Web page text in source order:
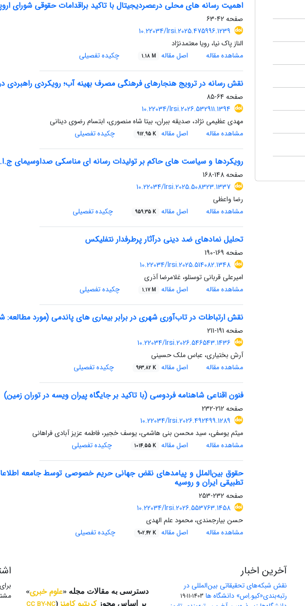
اهمیت رسانه های محلی درعصردیجیتال با تاکید براقدامات حقوقی شورای
صفحه42-63
10.22034/lrsi.2025.475996.1239
الناز پاک نیا، رویا معتمدنژاد
مشاهده مقاله
اصل مقاله 1.18 M چکیده تفصیلی
نقش رسانه در ترویج هنجارهای فرهنگی مصرف بهینه آب؛ رویکردی راهبردی
صفحه 64-85
10.22034/lrsi.2026.532911.1394
مهدی عظیمی نژاد، صدیقه ببران، بیتا شاه منصوری، ابتسام رضوی دینانی
مشاهده مقاله
اصل مقاله 912.95 K چکیده تفصیلی
رویکردها و سیاست های حاکم بر تولیدات رسانه ای مناسکی صداوسیمای
صفحه148-168
10.22034/lrsi.2025.508323.1337
رضا واعظی
مشاهده مقاله
اصل مقاله 959.35 K چکیده تفصیلی
تحلیل نمادهای ضد دینی درآثار پرطرفدار نتفلیکس
صفحه 169-190
10.22034/lrsi.2025.514082.1348
امیرعلی قربانی توسنلو، غلامرضا آذری
مشاهده مقاله
اصل مقاله 1.17 M چکیده تفصیلی
نقش ارتباطات در تاب‌آوری شهری در برابر بیماری های پاندمی (مورد مطالعه:
صفحه 191-211
10.22034/lrsi.2026.546543.1436
آرش بختیاری، عباس ملک حسینی
مشاهده مقاله
اصل مقاله 963.82 K چکیده تفصیلی
فنون اقناعی شاهنامه فردوسی (با تاکید بر جایگاه پیران ویسه در توران زمین)
صفحه212-232
10.22034/lrsi.2026.492499.1289
میثم یوسفی، سید محسن بنی هاشمی، یوسف خجیر، فاطمه عزیز آبادی فراهانی
مشاهده مقاله
اصل مقاله 1014.55 K چکیده تفصیلی
حقوق بین‌الملل و پیامدهای نقض جهانی حریم خصوصی توسط جامعه
تطبیقی ایران و روسیه
صفحه232-253
10.22034/lrsi.2026.553763.1458
حسن بیارجمندی، محمود علم الهدی
مشاهده مقاله
اصل مقاله 902.42 K چکیده تفصیلی
آخرین اخبار
نقش شبکه‌های تحقیقاتی بین‌المللی در
رتبه‌بندی«کیو.اِس» دانشگاه ها 1403-11-19
دسترسی به مقالات مجله «علوم خبری»
بر اساس مجوز
(